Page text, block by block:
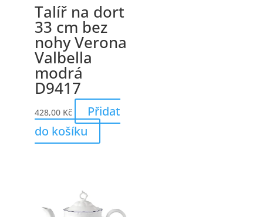
Talíř na dort
33 cm bez
nohy Verona
Valbella
modrá
D9417
428,00 Kč
Přidat
do košíku